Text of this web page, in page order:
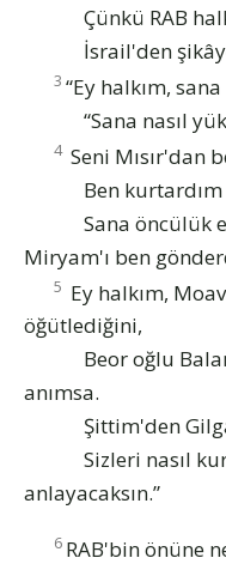
Çünkü RAB
İsrail'den
3 “Ey halkım,
“Sana nasıl
4 Seni Mısır'dan
Ben
Sana öncülük
Miryam'ı ben
5 Ey halkım,
öğütlediğini,
Beor oğlu
anımsa.
Şittim'den
Sizleri nasıl
anlayacaksın.”
6 RAB'bin önüne